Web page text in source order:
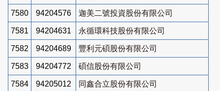
7580 94204576 迦美二號投資股份有限公司
7581 94204631 永循環科技股份有限公司
7582 94204689 豐利元碩股份有限公司
7583 94204772 碩信股份有限公司
7584 94205012 同鑫合立股份有限公司